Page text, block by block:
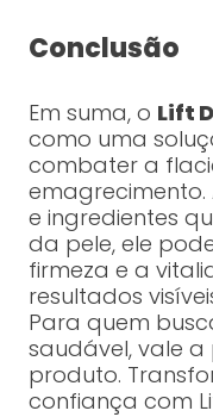
Conclusão
Em suma, o Lift
como uma
combater a
e ingredientes
da pele, ele
firmeza e a
resultados
Para quem
saudável, vale a
produto.
confiança com